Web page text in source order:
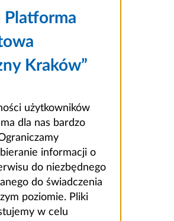
Platforma
Kraków”
użytkowników
dla nas bardzo
informacji o
do niezbędnego
do świadczenia
poziomie. Pliki
w celu